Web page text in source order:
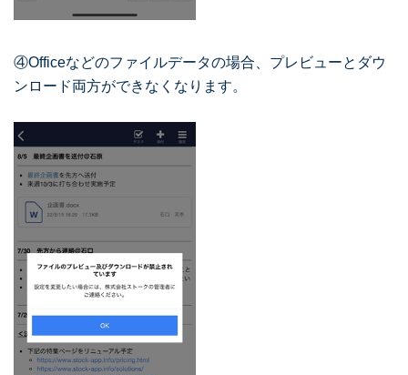
④Officeなどのファイルデータの場合、プレビューとダウ
ンロード両方ができなくなります。